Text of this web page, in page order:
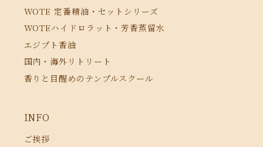
WOTE 定番精油・セットシリーズ
WOTEハイドロラット・芳香蒸留水
エジプト香油
国内・海外リトリート
香りと目醒めのテンプルスクール
INFO
ご挨拶